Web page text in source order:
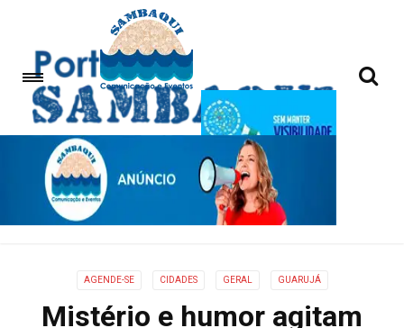
AGENDE-SE CIDADES GERAL GUARUJÁ
Mistério e humor agitam